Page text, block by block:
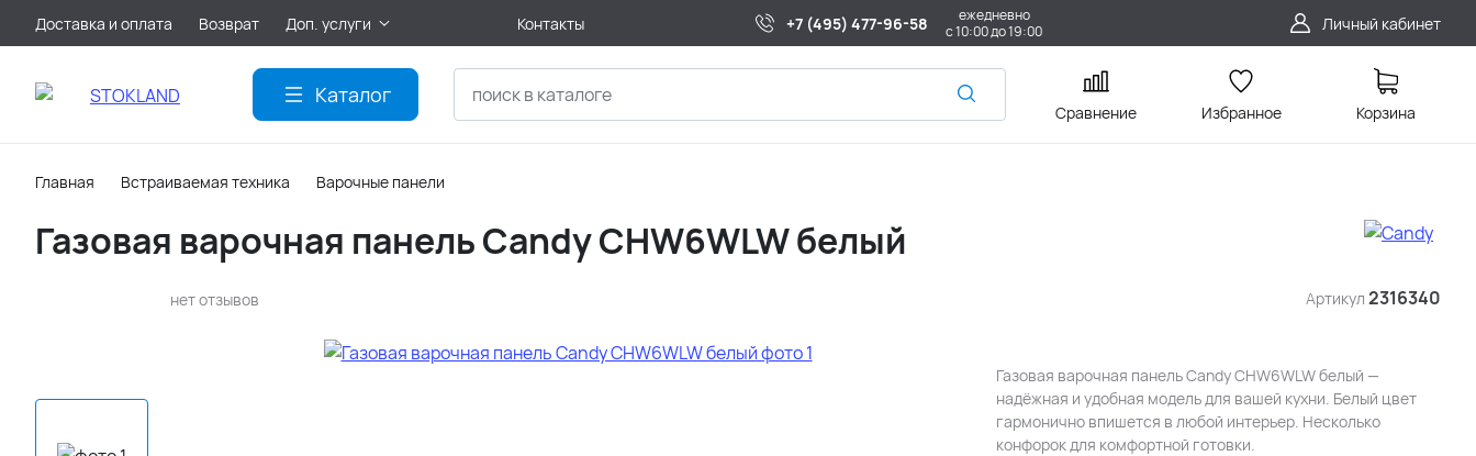
Доставка и оплата Возврат Доп. услуги Контакты +7 (495) 477-96-58
ежедневно
с 10:00 до 19:00
Личный кабинет
Каталог
Сравнение Избранное Корзина
Главная Встраиваемая техника Варочные панели
Артикул 2316340
Газовая варочная панель Candy CHW6WLW белый
нет отзывов
Газовая варочная панель Candy CHW6WLW белый —
надёжная и удобная модель для вашей кухни. Белый цвет
гармонично впишется в любой интерьер. Несколько
конфорок для комфортной готовки.